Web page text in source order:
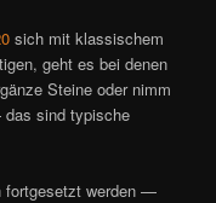
sich mit klassischem
geht es bei denen
Steine oder nimm
sind typische
fortgesetzt werden —